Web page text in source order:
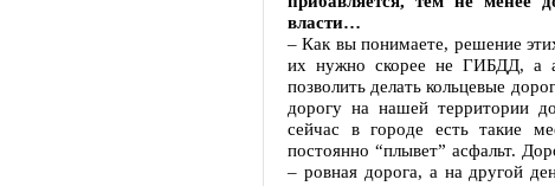
власти…
– Как вы понимаете, решение
их нужно скорее не ГИБДД, а
позволить делать кольцевые
дорогу на нашей территории
сейчас в городе есть такие
постоянно “плывет” асфальт.
– ровная дорога, а на другой